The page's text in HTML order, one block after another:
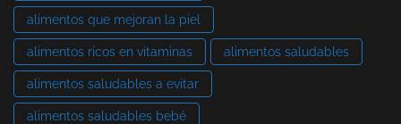
alimentos que mejoran la piel
alimentos ricos en vitaminas alimentos saludables
alimentos saludables a evitar
alimentos saludables bebé